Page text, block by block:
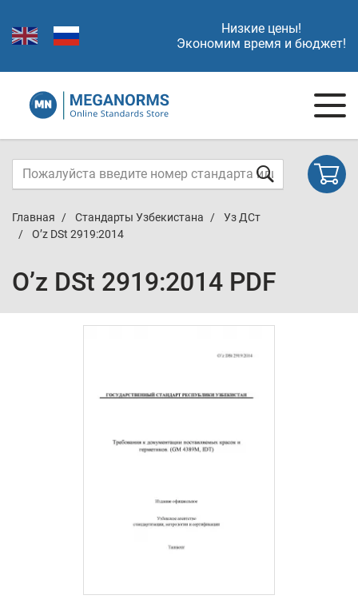
Низкие цены!
Экономим время и бюджет!
Главная Стандарты Узбекистана
Уз ДСт
O’z DSt 2919:2014
O’z DSt 2919:2014 PDF